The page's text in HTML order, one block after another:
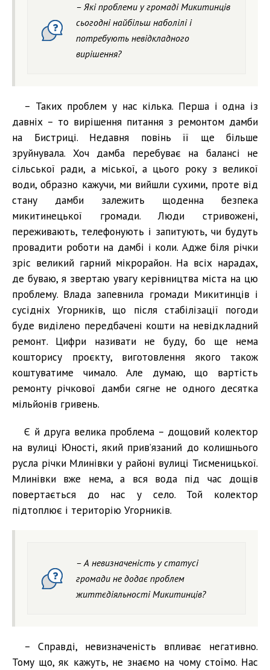
– Які проблеми у громаді Микитинців
сьогодні найбільш наболілі і
потребують невідкладного
вирішення?
– Таких проблем у нас кілька. Перша і одна із
давніх – то вирішення питання з ремонтом дамби
на Бистриці. Недавня повінь її ще більше
зруйнувала. Хоч дамба перебуває на балансі не
сільської ради, а міської, а цього року з великої
води, образно кажучи, ми вийшли сухими, проте від
стану дамби залежить щоденна безпека
микитинецької громади. Люди стривожені,
переживають, телефонують і запитують, чи будуть
провадити роботи на дамбі і коли. Адже біля річки
зріс великий гарний мікрорайон. На всіх нарадах,
де буваю, я звертаю увагу керівництва міста на цю
проблему. Влада запевнила громади Микитинців і
сусідніх Угорників, що після стабілізації погоди
буде виділено передбачені кошти на невідкладний
ремонт. Цифри називати не буду, бо ще нема
кошторису проєкту, виготовлення якого також
коштуватиме чимало. Але думаю, що вартість
ремонту річкової дамби сягне не одного десятка
мільйонів гривень.
Є й друга велика проблема – дощовий колектор
на вулиці Юності, який прив’язаний до колишнього
русла річки Млинівки у районі вулиці Тисменицької.
Млинівки вже нема, а вся вода під час дощів
повертається до нас у село. Той колектор
підтоплює і територію Угорників.
– А невизначеність у статусі
громади не додає проблем
життєдіяльності Микитинців?
– Справді, невизначеність впливає негативно.
Тому що, як кажуть, не знаємо на чому стоїмо. Нас